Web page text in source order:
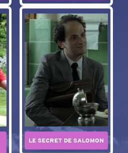
LE SECRET DE SALOMON